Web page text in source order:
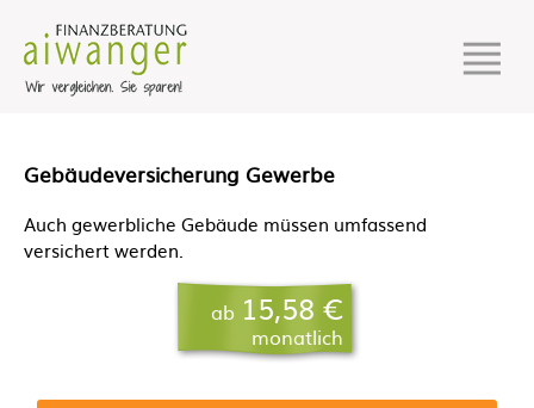
Gebäudeversicherung Gewerbe
Auch gewerbliche Gebäude müssen umfassend
versichert werden.
ab 15,58 €
monatlich